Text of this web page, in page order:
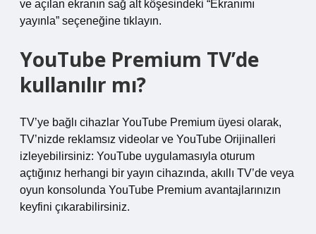
ve açılan ekranın sağ alt köşesindeki “Ekranımı
yayınla” seçeneğine tıklayın.
YouTube Premium TV’de
kullanılır mı?
TV’ye bağlı cihazlar YouTube Premium üyesi olarak,
TV’nizde reklamsız videolar ve YouTube Orijinalleri
izleyebilirsiniz: YouTube uygulamasıyla oturum
açtığınız herhangi bir yayın cihazında, akıllı TV’de veya
oyun konsolunda YouTube Premium avantajlarınızın
keyfini çıkarabilirsiniz.